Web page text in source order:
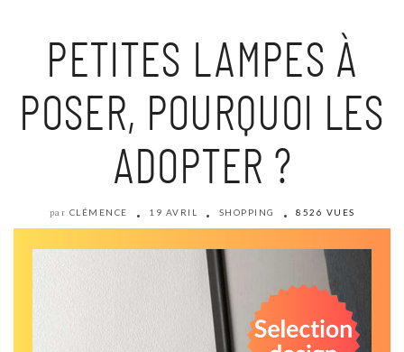
PETITES LAMPES À
POSER, POURQUOI LES
ADOPTER ?
par CLÉMENCE 19 AVRIL SHOPPING 8526 VUES